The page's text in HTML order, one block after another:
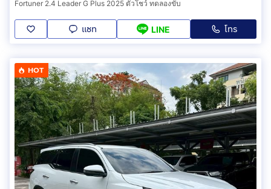
Fortuner 2.4 Leader G Plus 2025 ตัวโชว์ ทดลองขับ
แชท LINE โทร
HOT